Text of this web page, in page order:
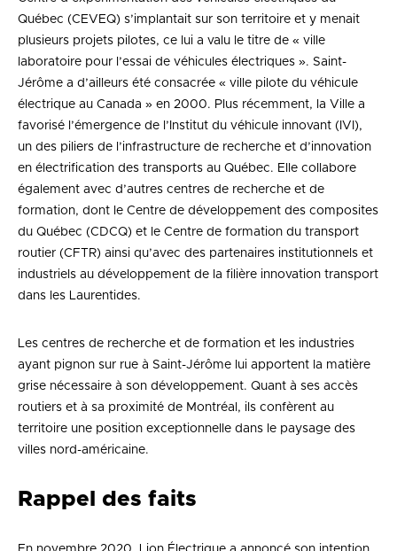
Québec (CEVEQ) s’implantait sur son territoire et y menait
plusieurs projets pilotes, ce lui a valu le titre de « ville
laboratoire pour l’essai de véhicules électriques ». Saint-
Jérôme a d’ailleurs été consacrée « ville pilote du véhicule
électrique au Canada » en 2000. Plus récemment, la Ville a
favorisé l’émergence de l’Institut du véhicule innovant (IVI),
un des piliers de l’infrastructure de recherche et d’innovation
en électrification des transports au Québec. Elle collabore
également avec d’autres centres de recherche et de
formation, dont le Centre de développement des composites
du Québec (CDCQ) et le Centre de formation du transport
routier (CFTR) ainsi qu’avec des partenaires institutionnels et
industriels au développement de la filière innovation transport
dans les Laurentides.
Les centres de recherche et de formation et les industries
ayant pignon sur rue à Saint-Jérôme lui apportent la matière
grise nécessaire à son développement. Quant à ses accès
routiers et à sa proximité de Montréal, ils confèrent au
territoire une position exceptionnelle dans le paysage des
villes nord-américaine.
Rappel des faits